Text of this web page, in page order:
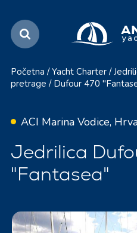
Početna / Yacht Charter /
pretrage / Dufour 470
ACI Marina Vodice,
Jedrilica
"Fantasea"